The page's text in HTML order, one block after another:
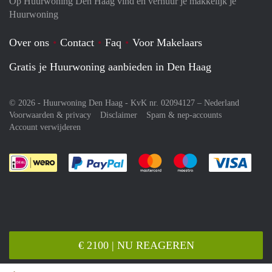
€ 2100 | NU REAGEREN
Huurwoning
Over ons Contact Faq
Voor Makelaars
Gratis je Huurwoning aanbieden in Den Haag
© 2026 - Huurwoning Den Haag - KvK nr. 02094127 – Nederland
Voorwaarden & privacy
Disclaimer
Spam & nep-accounts
Account verwijderen
Je rekent gemakkelijk af met Paypal
Je rekent gemakkelijk af met
Je rekent